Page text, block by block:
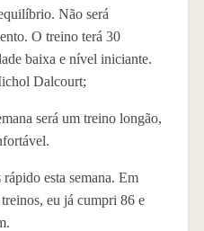
Não será
O treino terá 30
baixa e nível iniciante.
Dalcourt;
será um treino longão,
esta semana. Em
eu já cumpri 86 e